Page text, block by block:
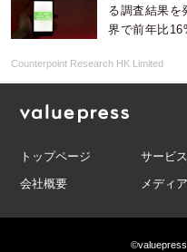
る調査結果を
界で前年比
Counterpoint Research HK Limited
トップページ サービ
会社概要
メディ
©valuepress